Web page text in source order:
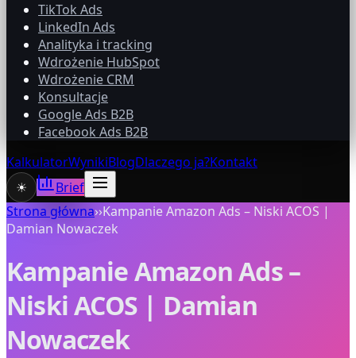
TikTok Ads
LinkedIn Ads
Analityka i tracking
Wdrożenie HubSpot
Wdrożenie CRM
Konsultacje
Google Ads B2B
Facebook Ads B2B
KalkulatorWynikiBlogDlaczego ja?Kontakt
☀
Brief
Strona główna››Kampanie Amazon Ads – Niski ACOS |
Damian Nowaczek
Kampanie Amazon Ads –
Niski ACOS | Damian
Nowaczek